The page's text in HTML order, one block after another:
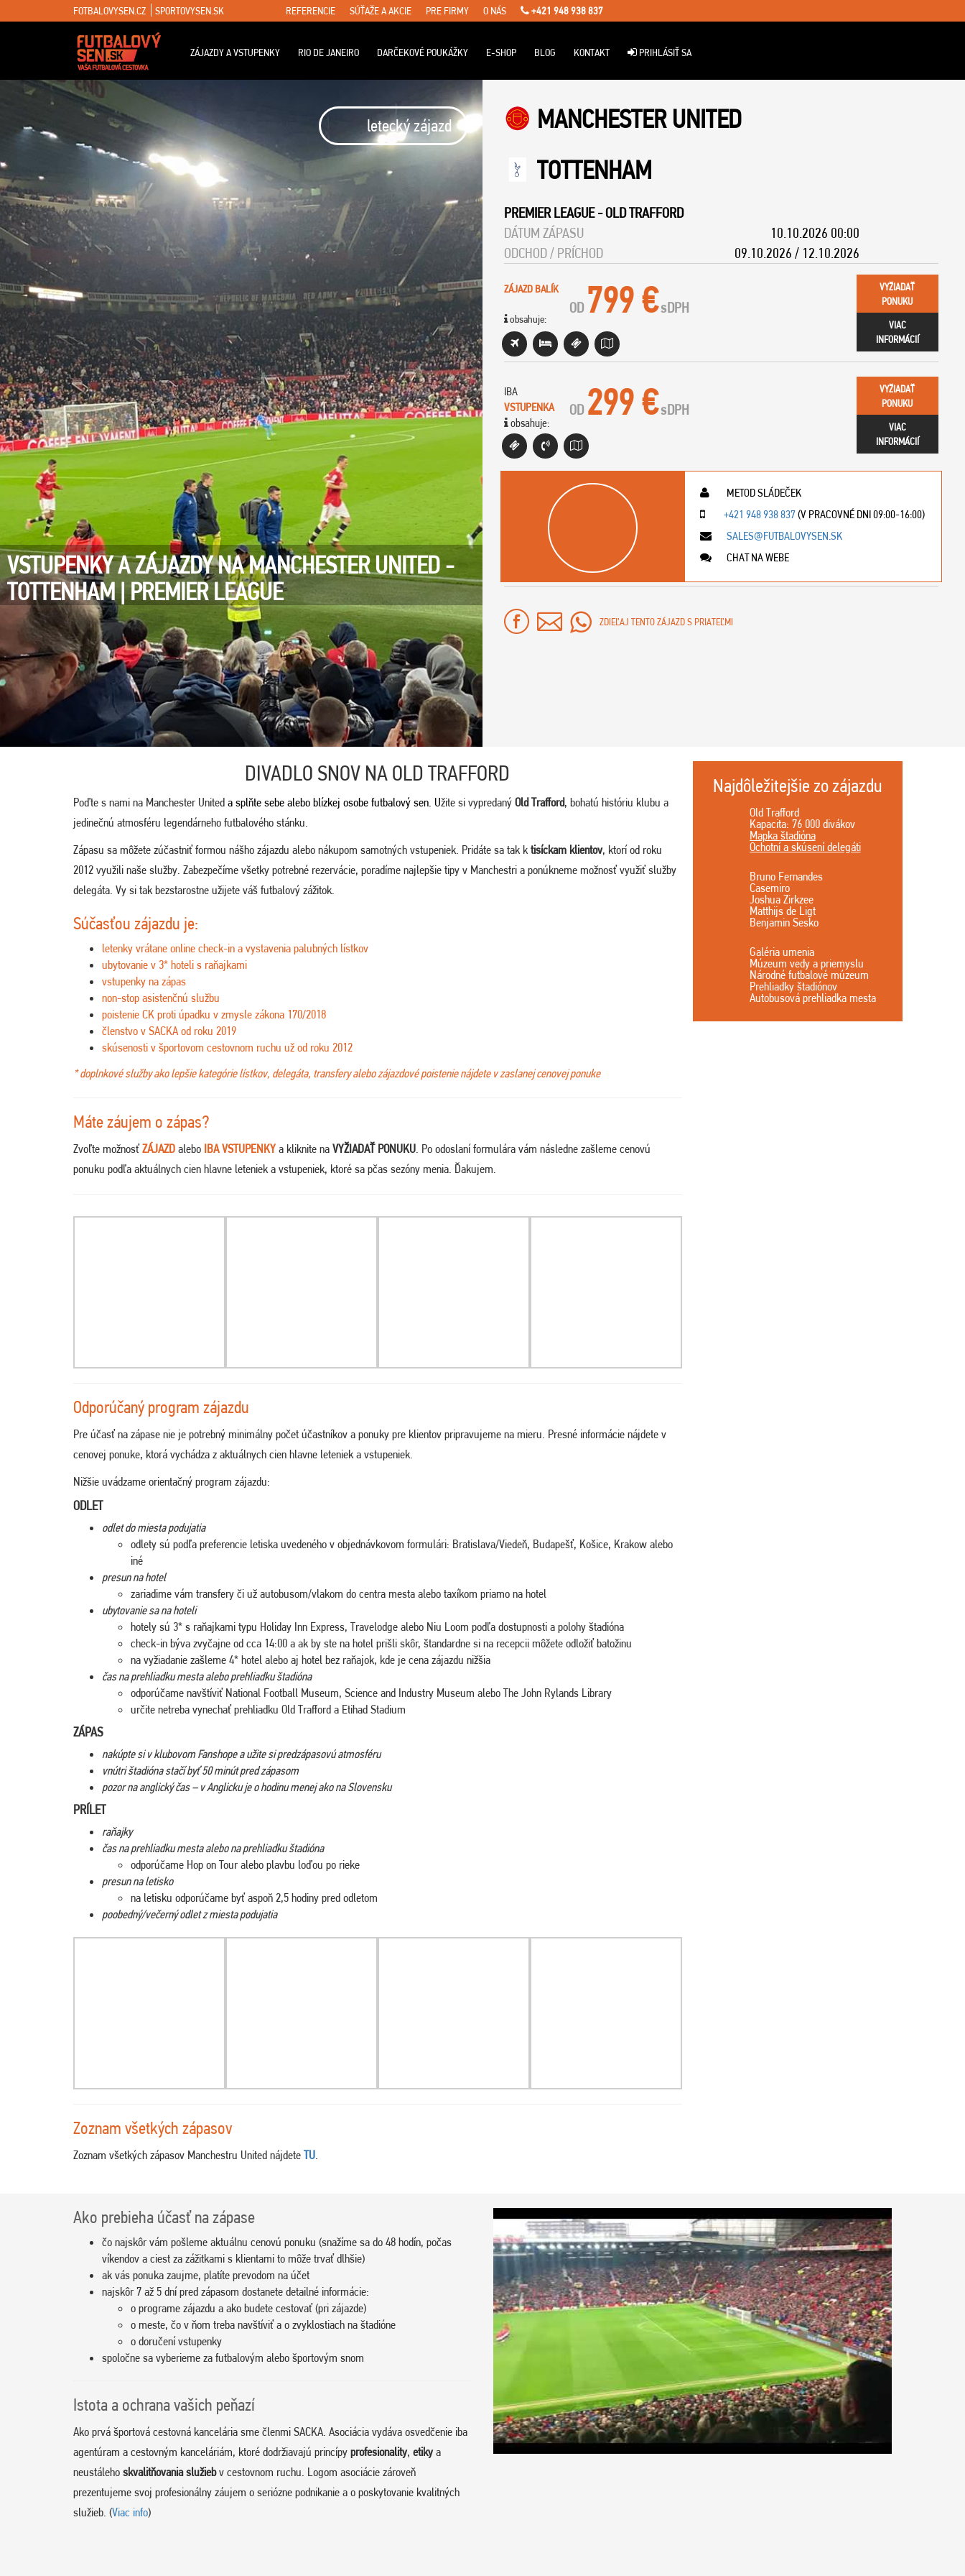
FOTBALOVYSEN.CZ SPORTOVYSEN.SK REFERENCIE SÚŤAŽE A AKCIE PRE FIRMY O NÁS +421 948 938 837
ZÁJAZDY A VSTUPENKY RIO DE JANEIRO DARČEKOVÉ POUKÁŽKY E-SHOP BLOG KONTAKT PRIHLÁSIŤ SA
letecký zájazd
VSTUPENKY A ZÁJAZDY NA MANCHESTER UNITED -
TOTTENHAM | PREMIER LEAGUE
MANCHESTER UNITED
TOTTENHAM
PREMIER LEAGUE-OLD TRAFFORD
DÁTUM ZÁPASU
10.10.2026 00:00
ODCHOD / PRÍCHOD
09.10.2026 / 12.10.2026
ZÁJAZD BALÍK
obsahuje:
OD 799 € sDPH
VYŽIADAŤ
PONUKU
VIAC
INFORMÁCIÍ
IBA
VSTUPENKA
obsahuje:
OD 299 € sDPH
VYŽIADAŤ
PONUKU
VIAC
INFORMÁCIÍ
METOD SLÁDEČEK
+421 948 938 837(V PRACOVNÉ DNI 09:00-16:00)
SALES@FUTBALOVYSEN.SK
CHAT NA WEBE
ZDIEĽAJ TENTO ZÁJAZD S PRIATEĽMI
DIVADLO SNOV NA OLD TRAFFORD
Poďte s nami na Manchester United a splňte sebe alebo blízkej osobe futbalový sen. Užite si vypredaný Old Trafford, bohatú históriu klubu a
jedinečnú atmosféru legendárneho futbalového stánku.
Zápasu sa môžete zúčastniť formou nášho zájazdu alebo nákupom samotných vstupeniek. Pridáte sa tak ktisíckam klientov, ktorí od roku
2012 využili naše služby. Zabezpečíme všetky potrebné rezervácie, poradíme najlepšie tipy v Manchestri a ponúkneme možnosť využiť služby
delegáta. Vy si tak bezstarostne užijete váš futbalový zážitok.
Súčasťou zájazdu je:
letenky vrátane online check-in a vystavenia palubných lístkov
ubytovanie v 3* hoteli s raňajkami
vstupenky na zápas
non-stop asistenčnú službu
poistenie CK proti úpadku v zmysle zákona 170/2018
členstvo v SACKA od roku 2019
skúsenosti v športovom cestovnom ruchu už od roku 2012
* doplnkové služby ako lepšie kategórie lístkov, delegáta, transfery alebo zájazdové poistenie nájdete v zaslanej cenovej ponuke
Máte záujem o zápas?
Zvoľte možnosťZÁJAZD alebo IBA VSTUPENKY a kliknite na VYŽIADAŤ PONUKU. Po odoslaní formulára vám následne zašleme cenovú
ponuku podľa aktuálnych cien hlavne leteniek a vstupeniek, ktoré sa pčas sezóny menia. Ďakujem.
Odporúčaný program zájazdu
Pre účasť na zápase nie je potrebný minimálny počet účastníkov a ponuky pre klientov pripravujeme na mieru. Presné informácie nájdete v
cenovej ponuke, ktorá vychádza z aktuálnych cien hlavne leteniek a vstupeniek.
Nižšie uvádzame orientačný program zájazdu:
ODLET
odlet do miesta podujatia
odlety sú podľa preferencie letiska uvedeného v objednávkovom formulári: Bratislava/Viedeň, Budapešť, Košice, Krakow alebo
iné
presun na hotel
zariadime vám transfery či už autobusom/vlakom do centra mesta alebo taxíkom priamo na hotel
ubytovanie sa na hoteli
hotely sú 3* s raňajkami typu Holiday Inn Express, Travelodge alebo Niu Loom podľa dostupnosti a polohy štadióna
check-in býva zvyčajne od cca 14:00 a ak by ste na hotel prišli skôr, štandardne si na recepcii môžete odložiť batožinu
na vyžiadanie zašleme 4* hotel alebo aj hotel bez raňajok, kde je cena zájazdu nižšia
čas na prehliadku mesta alebo prehliadku štadióna
odporúčame navštíviť National Football Museum, Science and Industry Museum alebo The John Rylands Library
určite netreba vynechať prehliadku Old Trafford a Etihad Stadium
ZÁPAS
nakúpte si v klubovom Fanshope a užite si predzápasovú atmosféru
vnútri štadióna stačí byť 50 minút pred zápasom
pozor na anglický čas – v Anglicku je o hodinu menej ako na Slovensku
PRÍLET
raňajky
čas na prehliadku mesta alebo na prehliadku štadióna
odporúčame Hop on Tour alebo plavbu loďou po rieke
presun na letisko
na letisku odporúčame byť aspoň 2,5 hodiny pred odletom
poobedný/večerný odlet z miesta podujatia
Zoznam všetkých zápasov
Zoznam všetkých zápasov Manchestru United nájdete TU
Najdôležitejšie zo zájazdu
Old Trafford
Kapacita: 76 000 divákov
Mapka štadióna
Ochotní a skúsení delegáti
Bruno Fernandes
Casemiro
Joshua Zirkzee
Matthijs de Ligt
Benjamin Sesko
Galéria umenia
Múzeum vedy a priemyslu
Národné futbalové múzeum
Prehliadky štadiónov
Autobusová prehliadka mesta
Ako prebieha účasť na zápase
čo najskôr vám pošleme aktuálnu cenovú ponuku (snažíme sa do 48 hodín, počas
víkendov a ciest za zážitkami s klientami to môže trvať dlhšie)
ak vás ponuka zaujme, platíte prevodom na účet
najskôr 7 až 5 dní pred zápasom dostanete detailné informácie:
o programe zájazdu a ako budete cestovať (pri zájazde)
o meste, čo v ňom treba navštíviť a o zvyklostiach na štadióne
o doručení vstupenky
spoločne sa vyberieme za futbalovým alebo športovým snom
Istota a ochrana vašich peňazí
Ako prvá športová cestovná kancelária sme členmi SACKA. Asociácia vydáva osvedčenie iba
agentúram a cestovným kanceláriám, ktoré dodržiavajú princípy profesionality, etikya
neustáleho skvalitňovania služiebv cestovnom ruchu. Logom asociácie zároveň
prezentujeme svoj profesionálny záujem o seriózne podnikanie a o poskytovanie kvalitných
služieb. (Viac info)